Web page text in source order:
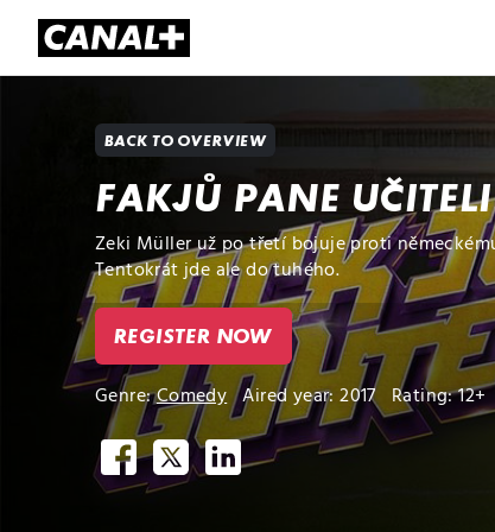
BACK TO OVERVIEW
FAKJŮ PANE
Zeki Müller už po třetí bojuje proti
Tentokrát jde ale do tuhého.
REGISTER NOW
Genre:Comedy Aired year: 2017 Rating: 12+